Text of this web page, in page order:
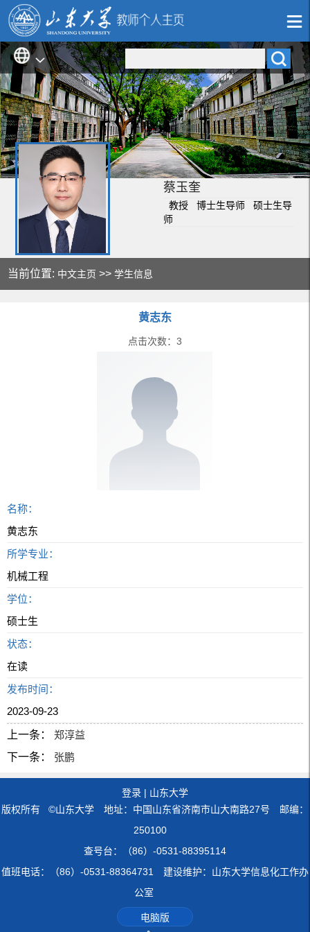
蔡玉奎
教授 博士生导师 硕士生导
师
当前位置: 中文主页 >>学生信息
黄志东
点击次数： 3
名称：
黄志东
所学专业：
机械工程
学位：
硕士生
状态：
在读
发布时间：
2023-09-23
上一条：
郑淳益
下一条：
张鹏
登录 | 山东大学
版权所有 ©山东大学 地址：中国山东省济南市山大南路27号 邮编：
250100
查号台：（86）-0531-88395114
值班电话：（86）-0531-88364731 建设维护：山东大学信息化工作办
公室
电脑版